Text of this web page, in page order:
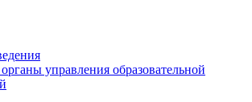
управления образовательной